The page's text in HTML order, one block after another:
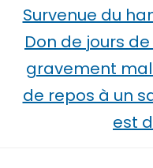
Survenue du
Don de jours
gravement
de repos à un
est